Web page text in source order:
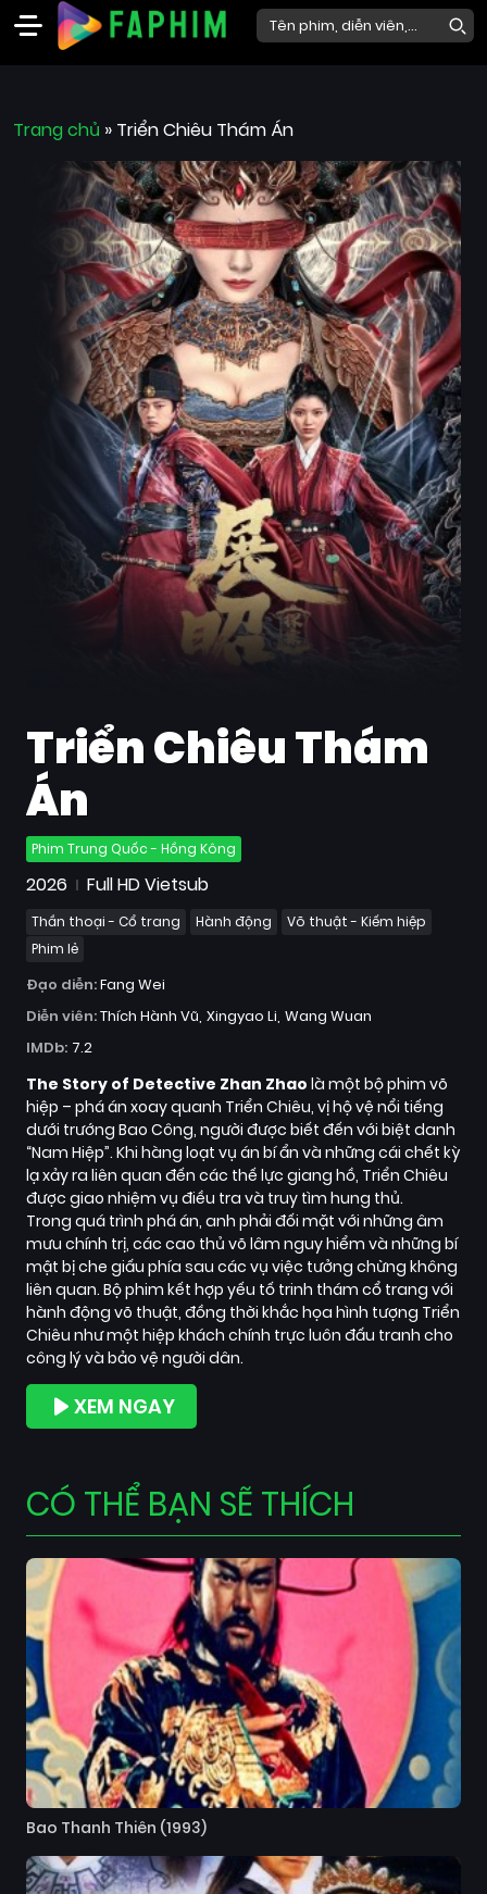
Phim
Phim
Phim
Phim
Chiếu
Quốc
Trang chủ » Triển Chiêu Thám Án
Triển Chiêu Thám
Án
Phim Trung Quốc - Hồng Kông
2026 Full HD Vietsub
Thần thoại - Cổ trang Hành động
Võ thuật - Kiếm hiệp
Phim lẻ
Đạo diễn:Fang Wei
Diễn viên:Thích Hành Vũ Xingyao Li Wang Wuan
IMDb: 7.2
The Story of Detective Zhan Zhao là một bộ phim võ
hiệp – phá án xoay quanh Triển Chiêu, vị hộ vệ nổi tiếng
dưới trướng Bao Công, người được biết đến với biệt danh
“Nam Hiệp”. Khi hàng loạt vụ án bí ẩn và những cái chết kỳ
lạ xảy ra liên quan đến các thế lực giang hồ, Triển Chiêu
được giao nhiệm vụ điều tra và truy tìm hung thủ.
Trong quá trình phá án, anh phải đối mặt với những âm
mưu chính trị, các cao thủ võ lâm nguy hiểm và những bí
mật bị che giấu phía sau các vụ việc tưởng chừng không
liên quan. Bộ phim kết hợp yếu tố trinh thám cổ trang với
hành động võ thuật, đồng thời khắc họa hình tượng Triển
Chiêu như một hiệp khách chính trực luôn đấu tranh cho
công lý và bảo vệ người dân.
XEM NGAY
CÓ THỂ BẠN SẼ THÍCH
Bao Thanh Thiên (1993)